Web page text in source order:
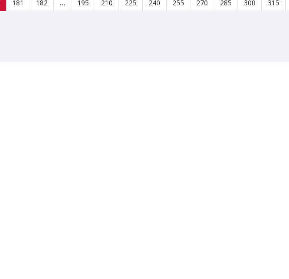
181 182 … 195 210 225 240 255 270 285 300 315